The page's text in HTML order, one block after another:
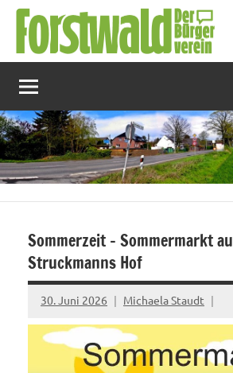
Zum
Inhalt
springen
Sommerzeit – Sommermarkt
Struckmanns Hof
30. Juni 2026 Michaela Staudt